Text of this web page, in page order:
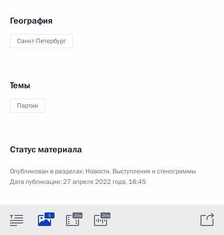
География
Санкт-Петербург
Темы
Партии
Статус материала
Опубликован в разделах: Новости, Выступления и стенограммы
Дата публикации:27 апреля 2022 года, 16:45
5 20м 20м